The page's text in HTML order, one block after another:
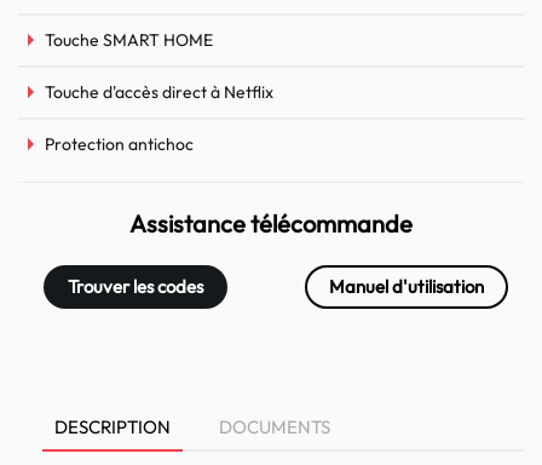
Touche SMART HOME
Touche d'accès direct à Netflix
Protection antichoc
Assistance télécommande
Trouver les codes Manuel d'utilisation
DESCRIPTION DOCUMENTS